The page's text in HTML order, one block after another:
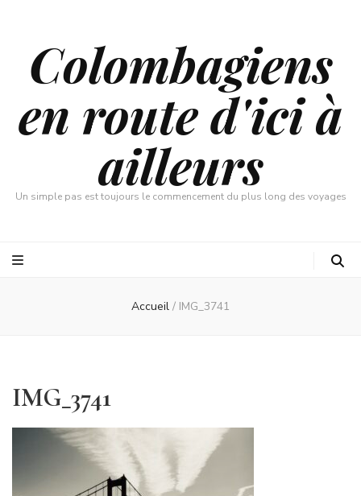
Colombagiens
en route d'ici à
ailleurs
Un simple pas est toujours le commencement du plus long des voyages
Accueil / IMG_3741
IMG_3741